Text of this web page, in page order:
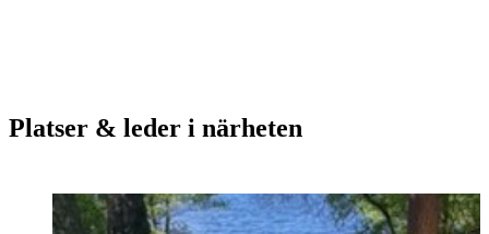
Platser & leder i närheten